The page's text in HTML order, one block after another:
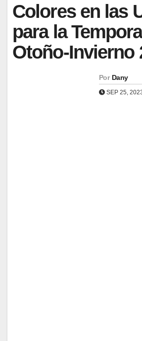
Colores en las
para la
Otoño-Invierno
Por Dany
SEP 25,